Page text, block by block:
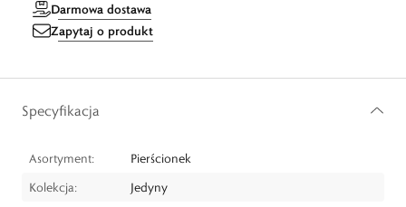
Darmowa dostawa
Zapytaj o produkt
Specyfikacja
Asortyment:
Pierścionek
Kolekcja:
Jedyny